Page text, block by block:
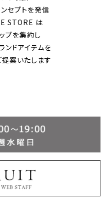
セプトを発信
STORE は
プを集約し
ンドアイテムを
提案いたします